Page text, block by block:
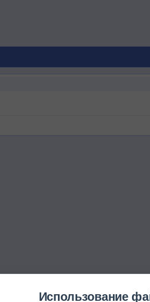
Использование